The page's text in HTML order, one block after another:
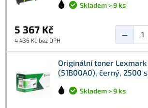
Skladem > 9 ks
5 367 Kč
4 436 Kč bez DPH −
Originální toner Lexmark
(51B00A0), černý, 2500
Skladem > 9 ks